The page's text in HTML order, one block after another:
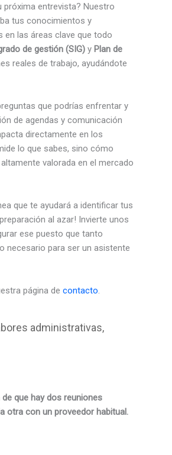
próxima entrevista? Nuestro
tus conocimientos y
en las áreas clave que todo
de gestión (SIG) y Plan de
reales de trabajo, ayudándote
que podrías enfrentar y
de agendas y comunicación
directamente en los
lo que sabes, sino cómo
valorada en el mercado
que te ayudará a identificar tus
al azar! Invierte unos
ese puesto que tanto
necesario para ser un asistente
página decontacto
administrativas,
que hay dos reuniones
otra con un proveedor habitual.